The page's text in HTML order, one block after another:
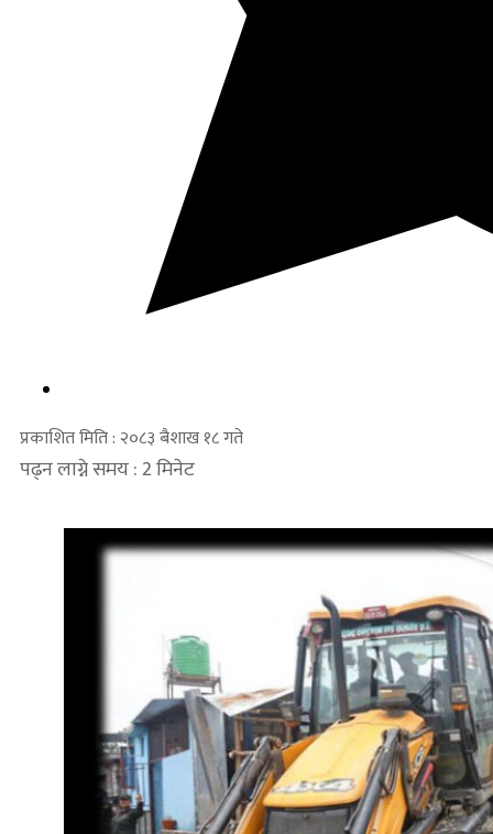
प्रकाशित मिति : २०८३ बैशाख १८ गते
पढ्न लाग्ने समय : 2 मिनेट